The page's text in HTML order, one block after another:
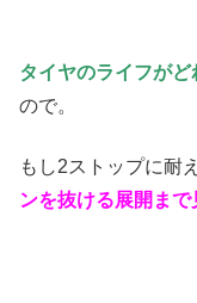
タイヤのライフが
ので。
もし2ストップに耐
ンを抜ける展開まで